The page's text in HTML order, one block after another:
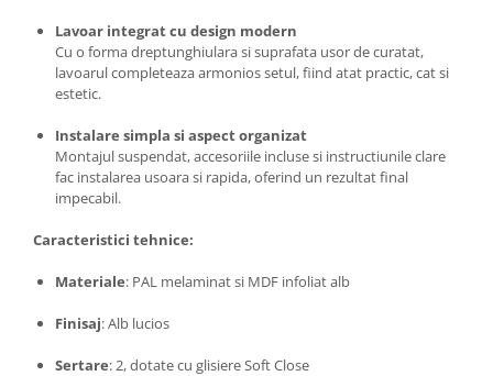
Lavoar integrat cu design modern
Cu o forma dreptunghiulara si suprafata usor de curatat,
lavoarul completeaza armonios setul, fiind atat practic, cat si
estetic.
Instalare simpla si aspect organizat
Montajul suspendat, accesoriile incluse si instructiunile clare
fac instalarea usoara si rapida, oferind un rezultat final
impecabil.
Caracteristici tehnice:
Materiale: PAL melaminat si MDF infoliat alb
Finisaj: Alb lucios
Sertare: 2, dotate cu glisiere Soft Close